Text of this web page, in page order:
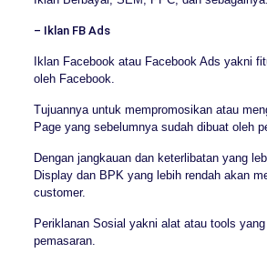
– Iklan FB Ads
Iklan Facebook atau Facebook Ads yakni
oleh Facebook.
Tujuannya untuk mempromosikan atau
Page yang sebelumnya sudah dibuat oleh
Dengan jangkauan dan keterlibatan yang
Display dan BPK yang lebih rendah akan
customer.
Periklanan Sosial yakni alat atau tools
pemasaran.